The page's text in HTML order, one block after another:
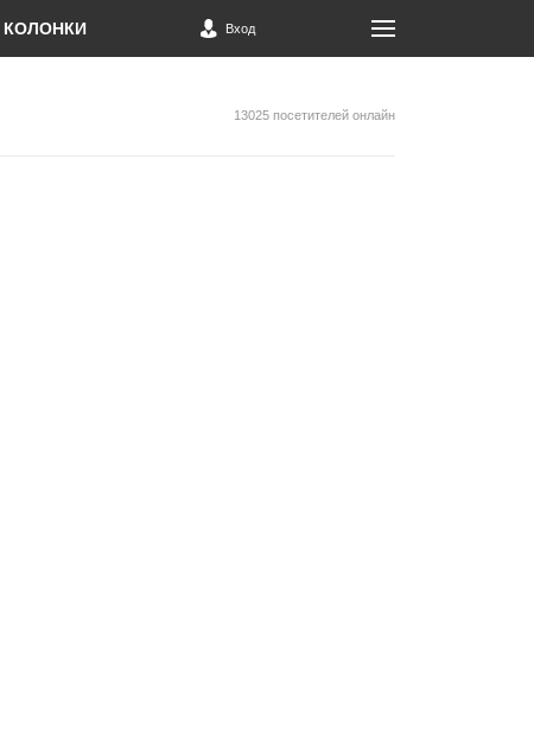
КОЛОНКИ Вход
13025 посетителей онлайн